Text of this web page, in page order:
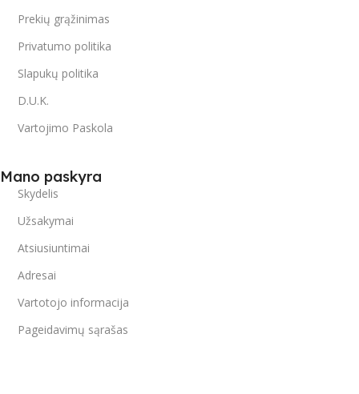
Prekių grąžinimas
Privatumo politika
Slapukų politika
D.U.K.
Vartojimo Paskola
Mano paskyra
Skydelis
Užsakymai
Atsiusiuntimai
Adresai
Vartotojo informacija
Pageidavimų sąrašas